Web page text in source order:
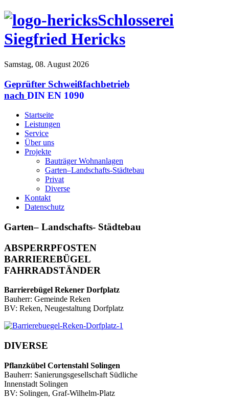
Schlosserei
Siegfried Hericks
Samstag, 08. August 2026
Geprüfter Schweißfachbetrieb
nach DIN EN 1090
Startseite
Leistungen
Service
Über uns
Projekte
Bauträger Wohnanlagen
Garten–Landschafts-Städtebau
Privat
Diverse
Kontakt
Datenschutz
Garten– Landschafts- Städtebau
ABSPERRPFOSTEN
BARRIEREBÜGEL
FAHRRADSTÄNDER
Barrierebügel Rekener Dorfplatz
Bauherr: Gemeinde Reken
BV: Reken, Neugestaltung Dorfplatz
DIVERSE
Pflanzkübel Cortenstahl Solingen
Bauherr: Sanierungsgesellschaft Südliche
Innenstadt Solingen
BV: Solingen, Graf-Wilhelm-Platz